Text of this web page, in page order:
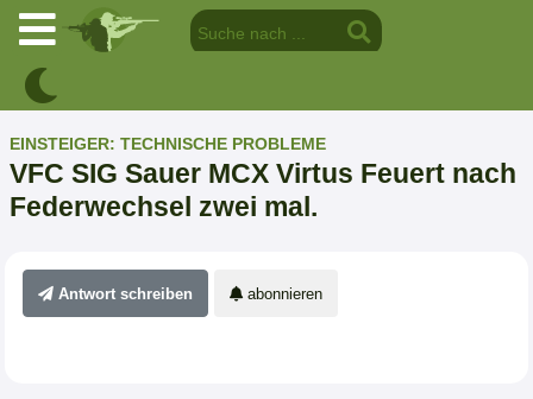
EINSTEIGER: TECHNISCHE PROBLEME
VFC SIG Sauer MCX Virtus Feuert nach
Federwechsel zwei mal.
Antwort schreiben abonnieren